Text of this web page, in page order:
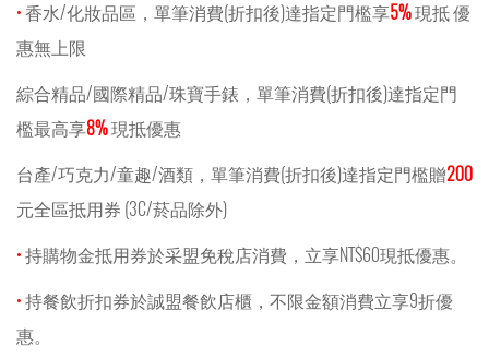
•香水/化妝品區，單筆消費(折扣後)達指定門檻享5%現抵 優
惠無上限
綜合精品/國際精品/珠寶手錶，單筆消費(折扣後)達指定門
檻最高享8%現抵優惠
台產/巧克力/童趣/酒類，單筆消費(折扣後)達指定門檻贈200
元全區抵用券 (3C/菸品除外)
•持購物金抵用券於采盟免稅店消費，立享NT$60現抵優惠。
•持餐飲折扣券於誠盟餐飲店櫃，不限金額消費立享9折優
惠。